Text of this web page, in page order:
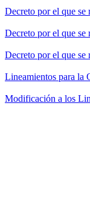
Decreto por el que
Decreto por el que
Decreto por el que
Lineamientos para la
Modificación a los